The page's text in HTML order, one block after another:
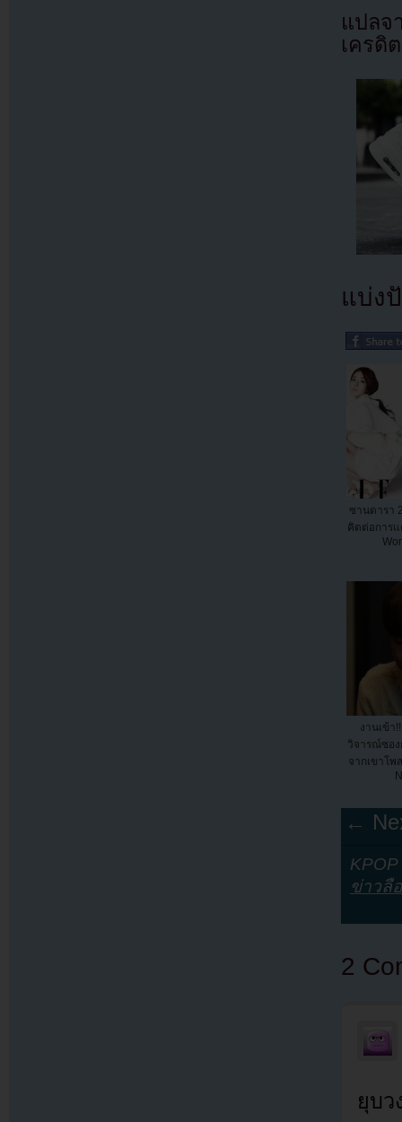
แปล
เครดิ
แบ่ง
ซานดารา
คิดต่อการแ
งานเข้า
วิจารณ์ซอง
จากเขาโพ
←
ข่าวลือ
2
ยุบว